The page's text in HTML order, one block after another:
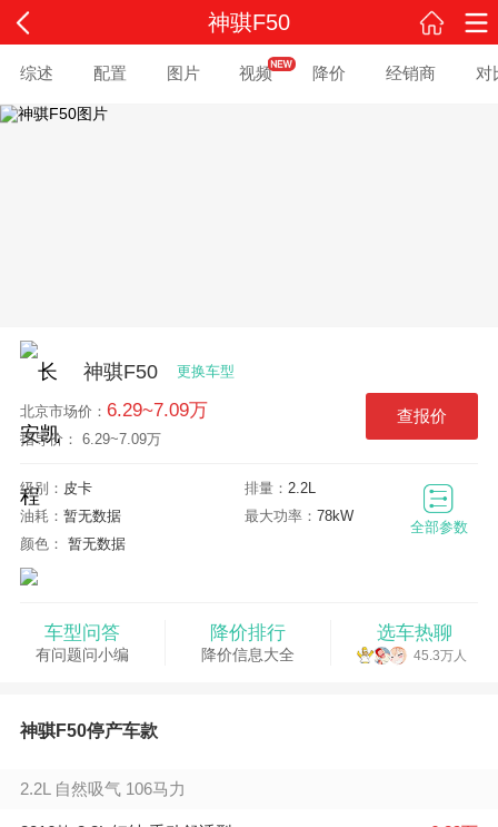
神骐F50
综述 配置 图片 视频 降价 经销商 对
神骐F50 更换车型
北京市场价： 6.29~7.09万
指导价： 6.29~7.09万
查报价
级别： 皮卡 排量： 2.2L
油耗： 暂无数据 最大功率： 78kW
颜色： 暂无数据
全部参数
车型问答
有问题问小编
降价排行
降价信息大全
选车热聊
45.3万人
神骐F50停产车款
2.2L 自然吸气 106马力